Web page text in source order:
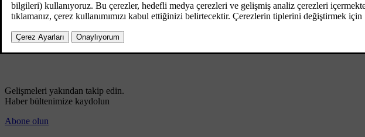
Volvo ID
İnternete bağlı araç